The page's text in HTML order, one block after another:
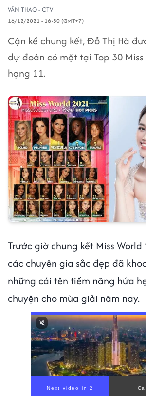
VĂN THAO - CTV
16/12/2021 - 16:50 (GMT+7)
Cận kề chung kết, Đỗ Thị Hà
dự đoán có mặt tại Top 30
hạng 11.
Trước giờ chung kết Miss
các chuyên gia sắc đẹp đã
những cái tên tiềm năng hứa
chuyện cho mùa giải năm nay.
00:00/ 01:05